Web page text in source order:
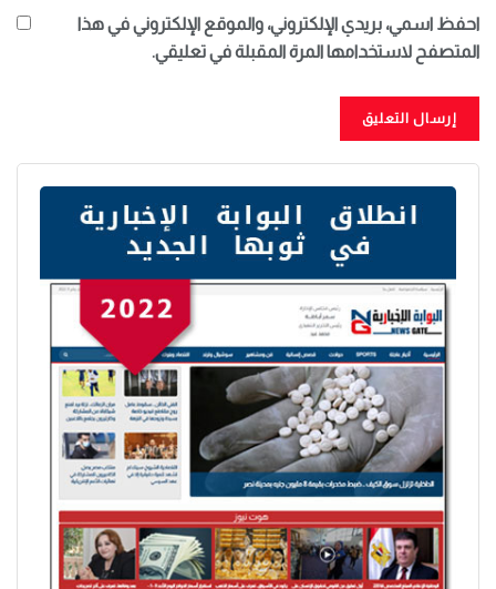
احفظ اسمي، بريدي الإلكتروني، والموقع الإلكتروني في هذا
المتصفح لاستخدامها المرة المقبلة في تعليقي.